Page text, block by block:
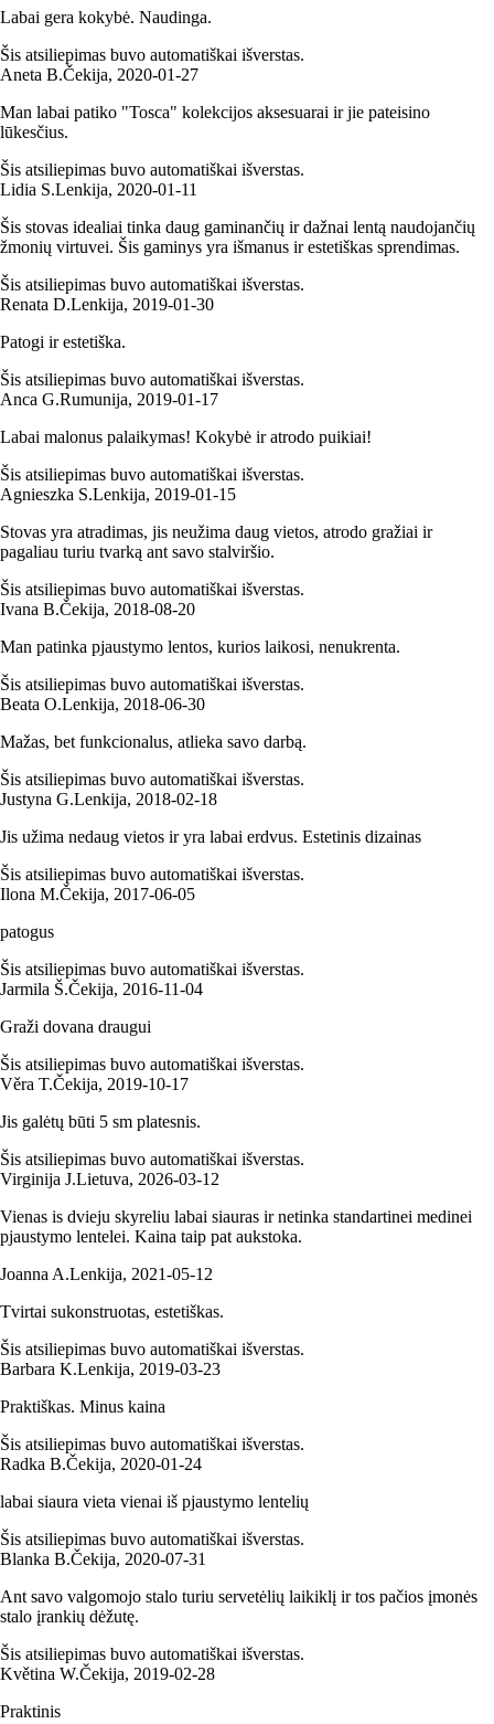
Labai gera kokybė. Naudinga.
Šis atsiliepimas buvo automatiškai išverstas.
Aneta B.Čekija, 2020‑01‑27
Man labai patiko "Tosca" kolekcijos aksesuarai ir jie pateisino
lūkesčius.
Šis atsiliepimas buvo automatiškai išverstas.
Lidia S.Lenkija, 2020‑01‑11
Šis stovas idealiai tinka daug gaminančių ir dažnai lentą naudojančių
žmonių virtuvei. Šis gaminys yra išmanus ir estetiškas sprendimas.
Šis atsiliepimas buvo automatiškai išverstas.
Renata D.Lenkija, 2019‑01‑30
Patogi ir estetiška.
Šis atsiliepimas buvo automatiškai išverstas.
Anca G.Rumunija, 2019‑01‑17
Labai malonus palaikymas! Kokybė ir atrodo puikiai!
Šis atsiliepimas buvo automatiškai išverstas.
Agnieszka S.Lenkija, 2019‑01‑15
Stovas yra atradimas, jis neužima daug vietos, atrodo gražiai ir
pagaliau turiu tvarką ant savo stalviršio.
Šis atsiliepimas buvo automatiškai išverstas.
Ivana B.Čekija, 2018‑08‑20
Man patinka pjaustymo lentos, kurios laikosi, nenukrenta.
Šis atsiliepimas buvo automatiškai išverstas.
Beata O.Lenkija, 2018‑06‑30
Mažas, bet funkcionalus, atlieka savo darbą.
Šis atsiliepimas buvo automatiškai išverstas.
Justyna G.Lenkija, 2018‑02‑18
Jis užima nedaug vietos ir yra labai erdvus. Estetinis dizainas
Šis atsiliepimas buvo automatiškai išverstas.
Ilona M.Čekija, 2017‑06‑05
patogus
Šis atsiliepimas buvo automatiškai išverstas.
Jarmila Š.Čekija, 2016‑11‑04
Graži dovana draugui
Šis atsiliepimas buvo automatiškai išverstas.
Věra T.Čekija, 2019‑10‑17
Jis galėtų būti 5 sm platesnis.
Šis atsiliepimas buvo automatiškai išverstas.
Virginija J.Lietuva, 2026‑03‑12
Vienas is dvieju skyreliu labai siauras ir netinka standartinei medinei
pjaustymo lentelei. Kaina taip pat aukstoka.
Joanna A.Lenkija, 2021‑05‑12
Tvirtai sukonstruotas, estetiškas.
Šis atsiliepimas buvo automatiškai išverstas.
Barbara K.Lenkija, 2019‑03‑23
Praktiškas. Minus kaina
Šis atsiliepimas buvo automatiškai išverstas.
Radka B.Čekija, 2020‑01‑24
labai siaura vieta vienai iš pjaustymo lentelių
Šis atsiliepimas buvo automatiškai išverstas.
Blanka B.Čekija, 2020‑07‑31
Ant savo valgomojo stalo turiu servetėlių laikiklį ir tos pačios įmonės
stalo įrankių dėžutę.
Šis atsiliepimas buvo automatiškai išverstas.
Květina W.Čekija, 2019‑02‑28
Praktinis